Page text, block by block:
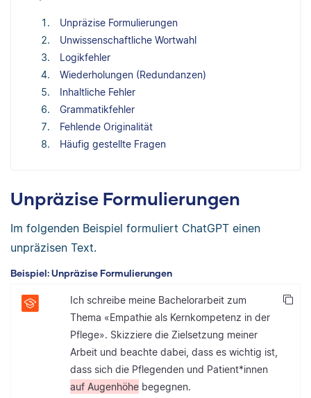
Unpräzise Formulierungen
Unwissenschaftliche Wortwahl
Logikfehler
Wiederholungen (Redundanzen)
Inhaltliche Fehler
Grammatikfehler
Fehlende Originalität
Häufig gestellte Fragen
Unpräzise Formulierungen
Im folgenden Beispiel formuliert ChatGPT einen
unpräzisen Text.
Beispiel: Unpräzise Formulierungen
Ich schreibe meine Bachelorarbeit zum
Thema «Empathie als Kernkompetenz in der
Pflege». Skizziere die Zielsetzung meiner
Arbeit und beachte dabei, dass es wichtig ist,
dass sich die Pflegenden und Patient*innen
auf Augenhöhe begegnen.